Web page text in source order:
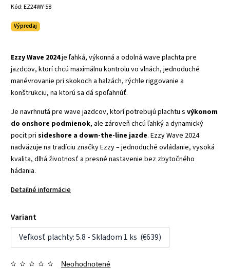
Kód:EZ24WY-58
Výpredaj
Ezzy Wave 2024je ľahká, výkonná a odolná wave plachta pre
jazdcov, ktorí chcú maximálnu kontrolu vo vlnách, jednoduché
manévrovanie pri skokoch a halzách, rýchle riggovanie a
konštrukciu, na ktorú sa dá spoľahnúť.
Je navrhnutá pre wave jazdcov, ktorí potrebujú plachtu s výkonom
do onshore podmienok, ale zároveň chcú ľahký a dynamický
pocit pri sideshore a down-the-line jazde. Ezzy Wave 2024
nadväzuje na tradíciu značky Ezzy – jednoduché ovládanie, vysoká
kvalita, dlhá životnosť a presné nastavenie bez zbytočného
hádania.
Detailné informácie
Variant
Veľkosť plachty: 5.8 - Skladom 1 ks (€639)
Neohodnotené